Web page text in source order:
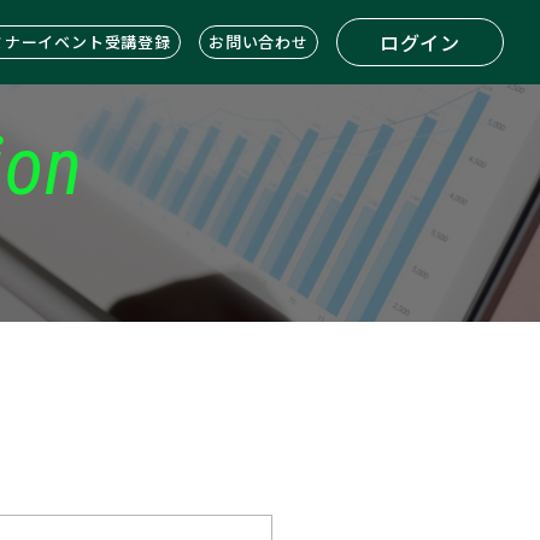
ナーイベント受講登録 お問い合わせ ログイン